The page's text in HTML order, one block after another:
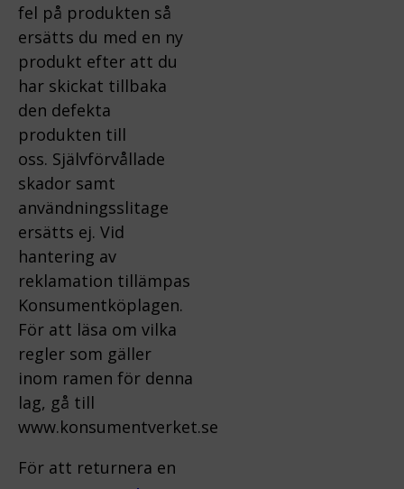
fel på produkten så
ersätts du med en ny
produkt efter att du
har skickat tillbaka
den defekta
produkten till
oss. Självförvållade
skador samt
användningsslitage
ersätts ej. Vid
hantering av
reklamation tillämpas
Konsumentköplagen.
För att läsa om vilka
regler som gäller
inom ramen för denna
lag, gå till
www.konsumentverket.se
För att returnera en